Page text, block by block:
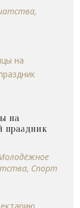
,
на
праздник
, Спорт